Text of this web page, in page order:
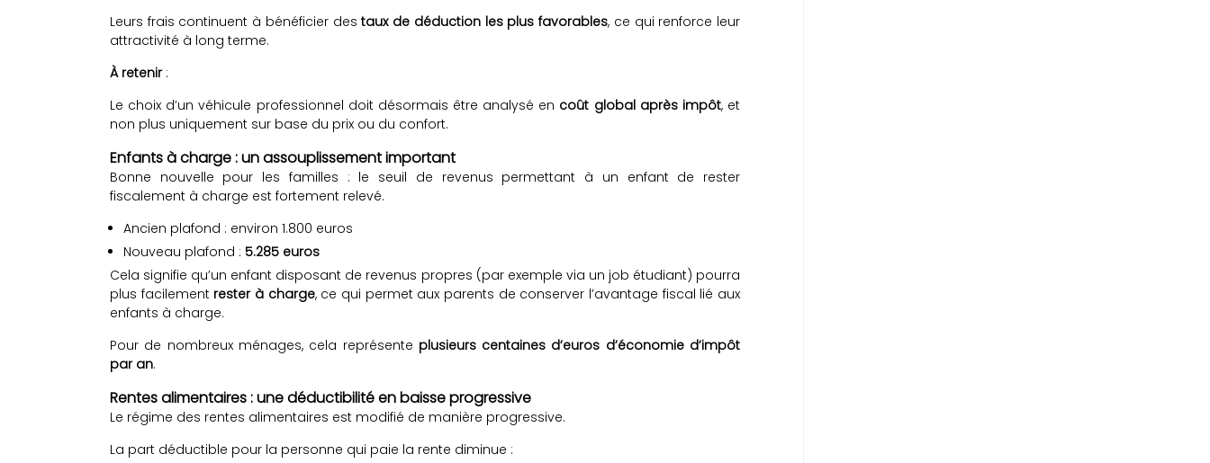
Leurs frais continuent à bénéficier destaux de déduction les plus favorables, ce qui renforce leur
attractivité à long terme.
À retenir:
Le choix d’un véhicule professionnel doit désormais être analysé en coût global après impôt, et
non plus uniquement sur base du prix ou du confort.
Enfants à charge : un assouplissement important
Bonne nouvelle pour les familles : le seuil de revenus permettant à un enfant de rester
fiscalement à charge est fortement relevé.
Ancien plafond : environ 1.800 euros
Nouveau plafond : 5.285 euros
Cela signifie qu’un enfant disposant de revenus propres (par exemple via un job étudiant) pourra
plus facilement rester à charge, ce qui permet aux parents de conserver l’avantage fiscal lié aux
enfants à charge.
Pour de nombreux ménages, cela représente plusieurs centaines d’euros d’économie d’impôt
par an.
Rentes alimentaires : une déductibilité en baisse progressive
Le régime des rentes alimentaires est modifié de manière progressive.
La part déductible pour la personne qui paie la rente diminue :